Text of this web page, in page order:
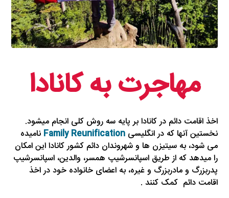
مهاجرت به کانادا
اخذ اقامت دائم در کانادا بر پایه سه روش کلی انجام میشود.
نخستین آنها که در انگلیسی Family Reunification نامیده
می شود، به سیتیزن ها و شهروندان دائم کشور کانادا این امکان
را میدهد که از طریق اسپانسرشیپ همسر، والدین، اسپانسرشیپ
پدربزرگ و مادربزرگ و غیره، به اعضای خانواده خود در اخذ
اقامت دائم کمک کنند .